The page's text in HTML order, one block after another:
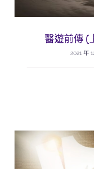
醫遊前傳 (
2021 年